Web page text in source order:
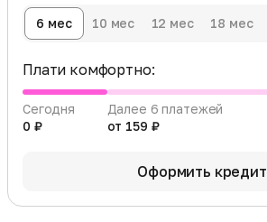
6 мес 10 мес 12 мес 18 мес
Плати комфортно:
Сегодня
0 ₽
Далее 6 платежей
от 159 ₽
Оформить кредит